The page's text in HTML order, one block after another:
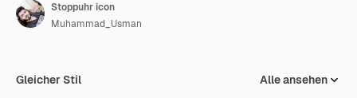
Stoppuhr icon
Muhammad_Usman
Gleicher Stil Alle ansehen